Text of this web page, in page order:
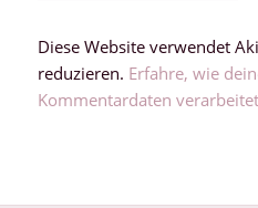
Diese Website verwendet
reduzieren. Erfahre, wie
Kommentardaten